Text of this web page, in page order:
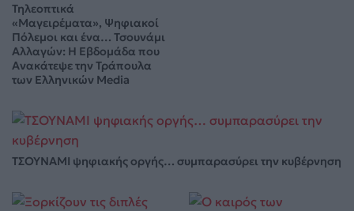
Τηλεοπτικά
«Μαγειρέματα», Ψηφιακοί
Πόλεμοι και ένα… Τσουνάμι
Αλλαγών: Η Εβδομάδα που
Ανακάτεψε την Τράπουλα
των Ελληνικών Media
ΤΣΟΥΝΑΜΙ ψηφιακής οργής… συμπαρασύρει την κυβέρνηση